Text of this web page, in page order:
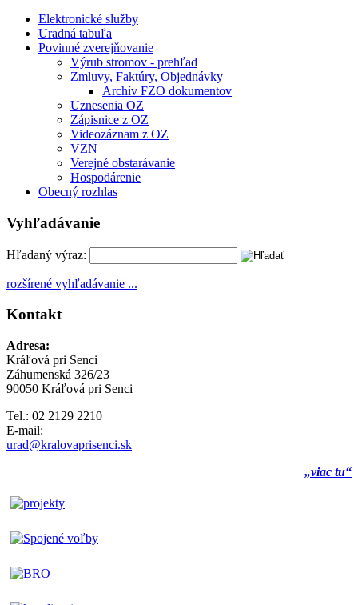
Elektronické služby
Uradná tabuľa
Povinné zverejňovanie
Výrub stromov - prehľad
Zmluvy, Faktúry, Objednávky
Archív FZO dokumentov
Uznesenia OZ
Zápisnice z OZ
Videozáznam z OZ
VZN
Verejné obstarávanie
Hospodárenie
Obecný rozhlas
Vyhľadávanie
Hľadaný výraz:
rozšírené vyhľadávanie ...
Kontakt
Adresa:
Kráľová pri Senci
Záhumenská 326/23
90050 Kráľová pri Senci
Tel.: 02 2129 2210
E-mail:
urad@kralovaprisenci.sk
„viac tu“